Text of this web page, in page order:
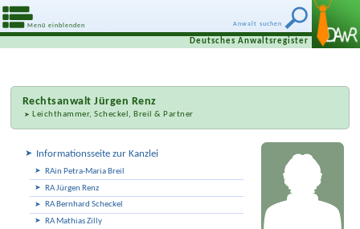
Anwalt suchen
Menü einblenden
Deutsches Anwaltsregister
RechtsanwaltJürgen Renz
Leichthammer, Scheckel, Breil & Partner
Informationsseite zur Kanzlei
RAin Petra-Maria Breil
RA Jürgen Renz
RA Bernhard Scheckel
RA Mathias Zilly